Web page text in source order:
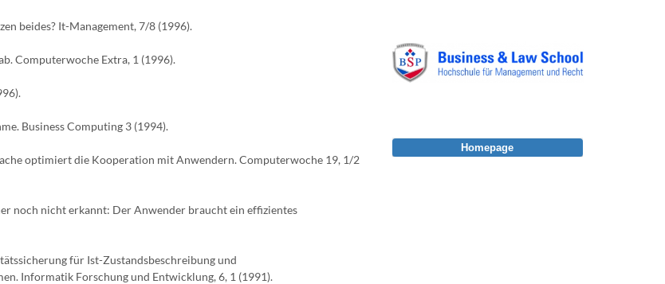
beides? It-Management, 7/8 (1996).
Computerwoche Extra, 1 (1996).
Business Computing 3 (1994).
optimiert die Kooperation mit Anwendern. Computerwoche 19, 1/2
noch nicht erkannt: Der Anwender braucht ein effizientes
für Ist-Zustandsbeschreibung und
Informatik Forschung und Entwicklung, 6, 1 (1991).
Homepage